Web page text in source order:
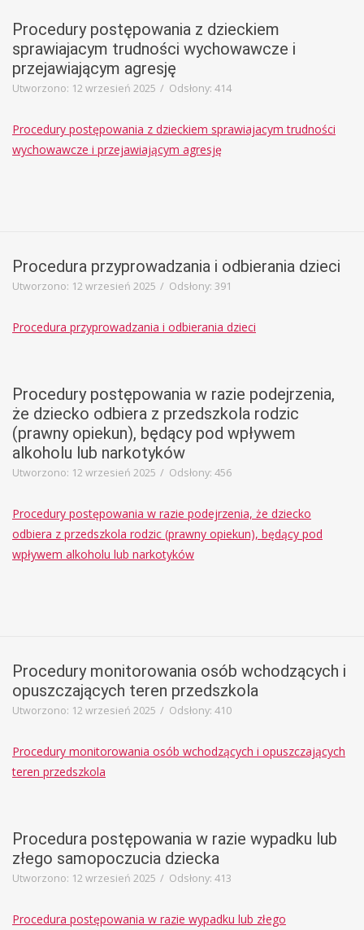
Procedury postępowania z dzieckiem
sprawiajacym trudności wychowawcze i
przejawiającym agresję
Utworzono: 12 wrzesień 2025 Odsłony: 414
Procedury postępowania z dzieckiem sprawiajacym trudności
wychowawcze i przejawiającym agresję
Procedura przyprowadzania i odbierania dzieci
Utworzono: 12 wrzesień 2025 Odsłony: 391
Procedura przyprowadzania i odbierania dzieci
Procedury postępowania w razie podejrzenia,
że dziecko odbiera z przedszkola rodzic
(prawny opiekun), będący pod wpływem
alkoholu lub narkotyków
Utworzono: 12 wrzesień 2025 Odsłony: 456
Procedury postępowania w razie podejrzenia, że dziecko
odbiera z przedszkola rodzic (prawny opiekun), będący pod
wpływem alkoholu lub narkotyków
Procedury monitorowania osób wchodzących i
opuszczających teren przedszkola
Utworzono: 12 wrzesień 2025 Odsłony: 410
Procedury monitorowania osób wchodzących i opuszczających
teren przedszkola
Procedura postępowania w razie wypadku lub
złego samopoczucia dziecka
Utworzono: 12 wrzesień 2025 Odsłony: 413
Procedura postępowania w razie wypadku lub złego